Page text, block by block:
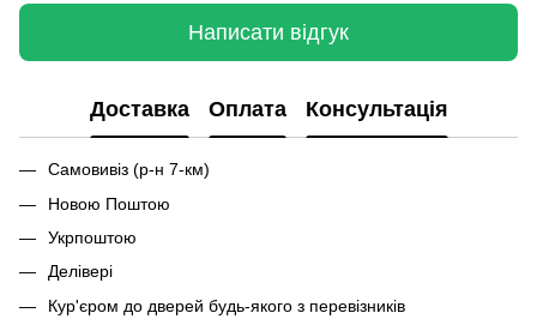
Написати відгук
Доставка Оплата Консультація
Самовивіз (р-н 7-км)
Новою Поштою
Укрпоштою
Делівері
Кур'єром до дверей будь-якого з перевізників